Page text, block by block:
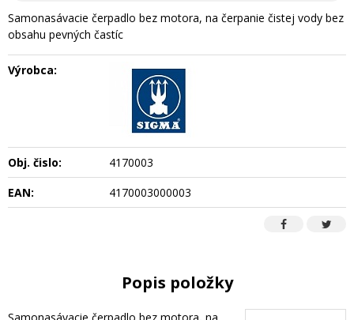
Samonasávacie čerpadlo bez motora, na čerpanie čistej vody bez
obsahu pevných častíc
Výrobca:
Obj. čislo:
4170003
EAN:
4170003000003
Popis položky
Samonasávacie čerpadlo bez motora, na